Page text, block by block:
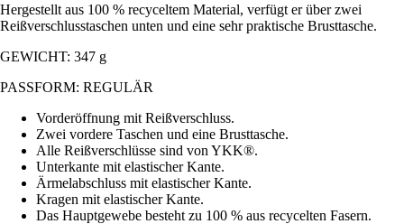
Hergestellt aus 100 % recyceltem Material, verfügt er über zwei
Reißverschlusstaschen unten und eine sehr praktische Brusttasche.
GEWICHT: 347 g
PASSFORM: REGULÄR
Vorderöffnung mit Reißverschluss.
Zwei vordere Taschen und eine Brusttasche.
Alle Reißverschlüsse sind von YKK®.
Unterkante mit elastischer Kante.
Ärmelabschluss mit elastischer Kante.
Kragen mit elastischer Kante.
Das Hauptgewebe besteht zu 100 % aus recycelten Fasern.